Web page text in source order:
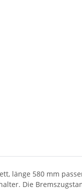
länge 580 mm
Die